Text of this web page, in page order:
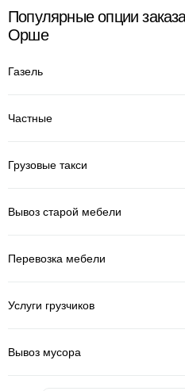
Популярные опции
Орше
Газель
Частные
Грузовые такси
Вывоз старой мебели
Перевозка мебели
Услуги грузчиков
Вывоз мусора